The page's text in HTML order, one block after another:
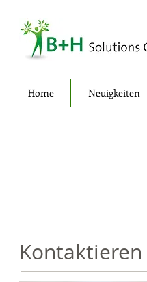
Home Neuigkeiten
Kontaktieren